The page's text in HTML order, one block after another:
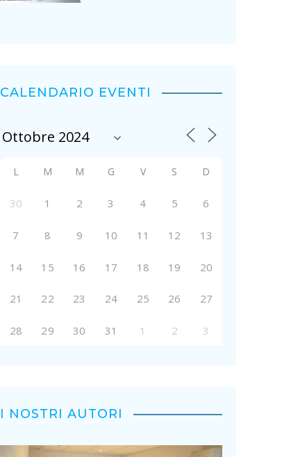
CALENDARIO EVENTI
L M M G V S D
30 1 2 3 4 5 6
7 8 9 10 11 12 13
14 15 16 17 18 19 20
21 22 23 24 25 26 27
28 29 30 31 1 2 3
I NOSTRI AUTORI